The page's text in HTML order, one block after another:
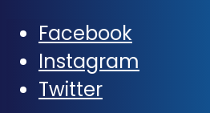
Facebook
Instagram
Twitter